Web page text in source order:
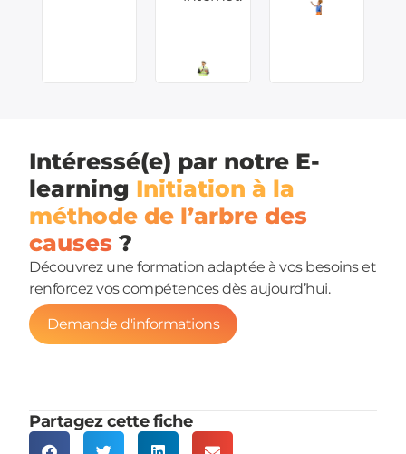
Intéressé(e) par notre E-
learning Initiation à la
méthode de l’arbre des
causes ?
Découvrez une formation adaptée à vos besoins et
renforcez vos compétences dès aujourd’hui.
Demande d'informations
Partagez cette fiche